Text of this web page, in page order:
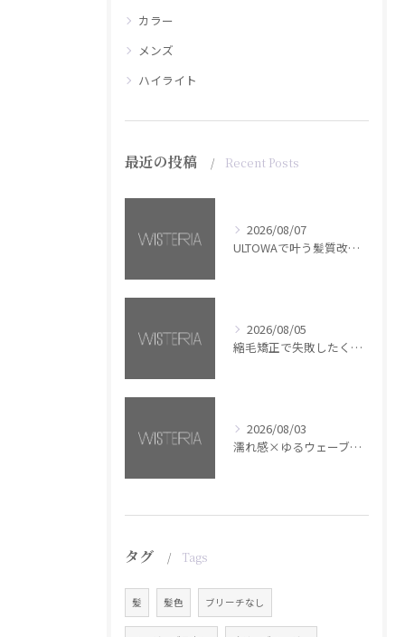
カラー
メンズ
ハイライト
最近の投稿 Recent Posts
2026/08/07
ULTOWAで叶う髪質改善美髪カラー【銀座・美容室WISTERIA】
2026/08/05
縮毛矯正で失敗したくない方へ【銀座・美容室WISTERIA】
2026/08/03
濡れ感×ゆるウェーブミディアム【銀座・美容室WISTERIA】
タグ Tags
髪 髪色 ブリーチなし